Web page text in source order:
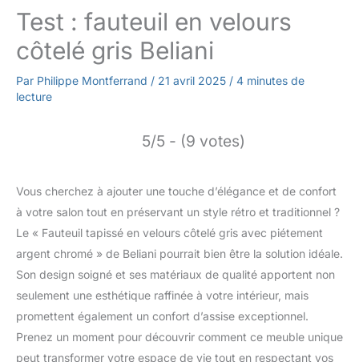
Test : fauteuil en velours
côtelé gris Beliani
Par Philippe Montferrand / 21 avril 2025 / 4 minutes de
lecture
5/5 - (9 votes)
Vous cherchez à ajouter une touche d’élégance et de confort
à votre salon tout en préservant un style rétro et traditionnel ?
Le « Fauteuil tapissé en velours côtelé gris avec piétement
argent chromé » de Beliani pourrait bien être la solution idéale.
Son design soigné et ses matériaux de qualité apportent non
seulement une esthétique raffinée à votre intérieur, mais
promettent également un confort d’assise exceptionnel.
Prenez un moment pour découvrir comment ce meuble unique
peut transformer votre espace de vie tout en respectant vos